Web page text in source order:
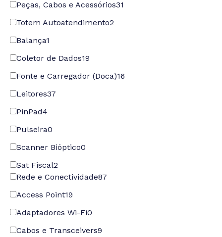
Peças, Cabos e Acessórios31
Totem Autoatendimento2
Balança1
Coletor de Dados19
Fonte e Carregador (Doca)16
Leitores37
PinPad4
Pulseira0
Scanner Bióptico0
Sat Fiscal2
Rede e Conectividade87
Access Point19
Adaptadores Wi-Fi0
Cabos e Transceivers9